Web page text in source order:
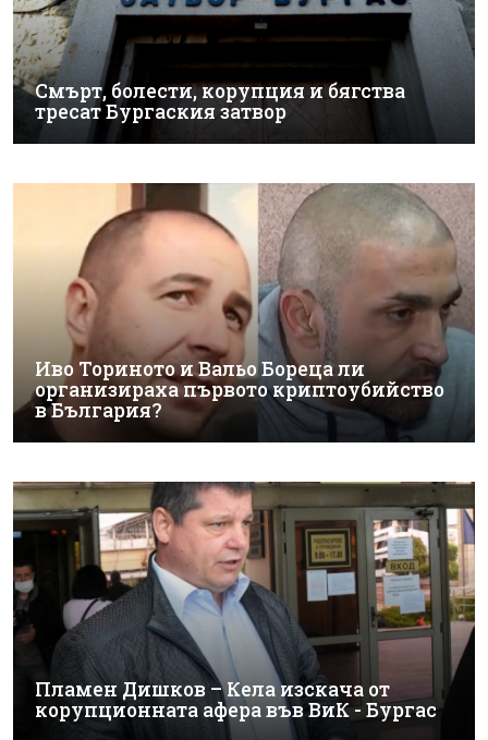
Смърт, болести, корупция и бягства
тресат Бургаския затвор
Иво Ториното и Вальо Бореца ли
организираха първото криптоубийство
в България?
Пламен Дишков – Кела изскача от
корупционната афера във ВиК - Бургас